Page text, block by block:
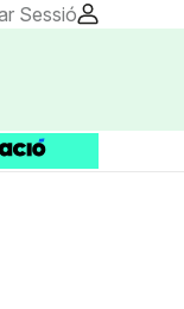
Sessió